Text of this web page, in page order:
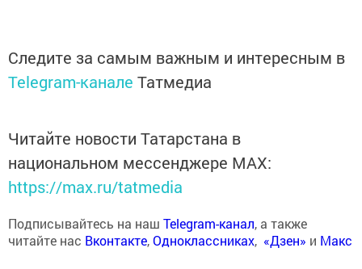
Следите за самым важным и интересным в
Telegram-канале Татмедиа
Читайте новости Татарстана в
национальном мессенджере MАХ:
https://max.ru/tatmedia
Подписывайтесь на наш Telegram-канал, а также
читайте нас Вконтакте,Одноклассниках, «Дзен» и Макс